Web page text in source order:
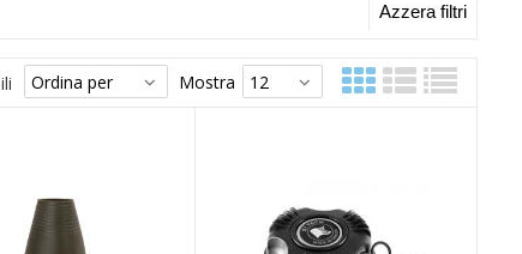
Azzera filtri
Mostra